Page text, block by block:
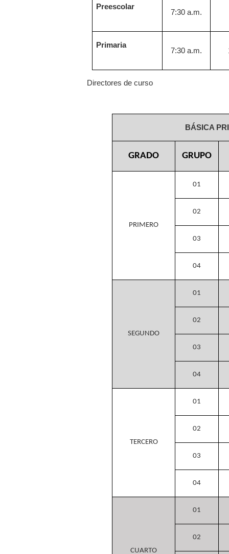
Preescolar
7:30 a.m.
Primaria
7:30 a.m.
Directores de curso
BÁSICA
GRADO GRUPO
PRIMERO
01
02
03
04
SEGUNDO
01
02
03
04
TERCERO
01
02
03
04
CUARTO
01
02